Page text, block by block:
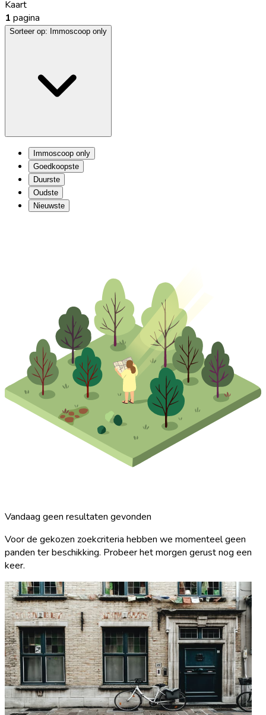
Kaart
1 pagina
Sorteer op: Immoscoop only
Immoscoop only
Goedkoopste
Duurste
Oudste
Nieuwste
Vandaag geen resultaten gevonden
Voor de gekozen zoekcriteria hebben we momenteel geen
panden ter beschikking. Probeer het morgen gerust nog een
keer.